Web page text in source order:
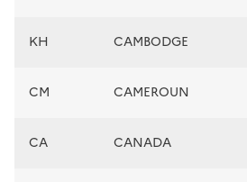
KH CAMBODGE
CM CAMEROUN
CA CANADA